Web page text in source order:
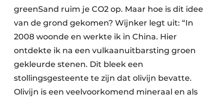
greenSand ruim je CO2 op. Maar hoe is dit idee
van de grond gekomen? Wijnker legt uit: “In
2008 woonde en werkte ik in China. Hier
ontdekte ik na een vulkaanuitbarsting groen
gekleurde stenen. Dit bleek een
stollingsgesteente te zijn dat olivijn bevatte.
Olivijn is een veelvoorkomend mineraal en als